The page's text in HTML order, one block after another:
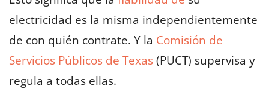
electricidad es la misma independientemente
de con quién contrate. Y la Comisión de
Servicios Públicos de Texas(PUCT) supervisa y
regula a todas ellas.